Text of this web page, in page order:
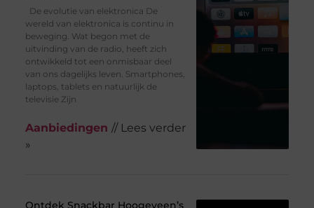
De evolutie van elektronica De
wereld van elektronica is continu in
beweging. Wat begon met de
uitvinding van de radio, heeft zich
ontwikkeld tot een onmisbaar deel
van ons dagelijks leven. Smartphones,
laptops, tablets en natuurlijk de
televisie Zijn
Aanbiedingen // Lees verder
»
Ontdek Snackbar Hoogeveen’s